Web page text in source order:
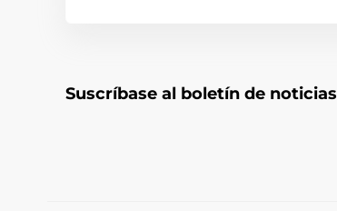
Suscríbase al boletín de noticias